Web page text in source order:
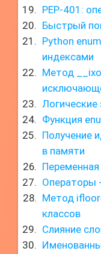
PEP-401:
Быстрый
Python
индексами
Метод
Логические
Функция
Получение
в памяти
Операторы
Метод
классов
Слияние